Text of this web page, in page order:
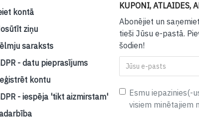
kontā
ziņu
saraksts
- datu pieprasījums
kontu
- iespēja 'tikt aizmirstam'
KUPONI, ATLAIDES,
Abonējiet un
tieši Jūsu e-pastā.
šodien!
Esmu iepazinies(-
visiem minētajiem